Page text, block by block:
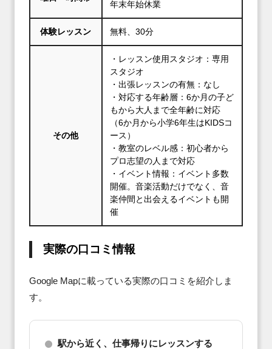
年末年始休業
体験レッスン 無料、30分
その他
・レッスン使用スタジオ：専用
スタジオ
・出張レッスンの有無：なし
・対応する年齢層：6か月の子ど
もから大人まで全年齢に対応
（6か月から小学6年生はKIDSコ
ース）
・教室のレベル感：初心者から
プロ志望の人まで対応
・イベント情報：イベント多数
開催。音楽活動だけでなく、音
楽仲間と出会えるイベントも開
催
実際の口コミ情報
Google Mapに載っている実際の口コミを紹介しま
す。
駅から近く、仕事帰りにレッスンする